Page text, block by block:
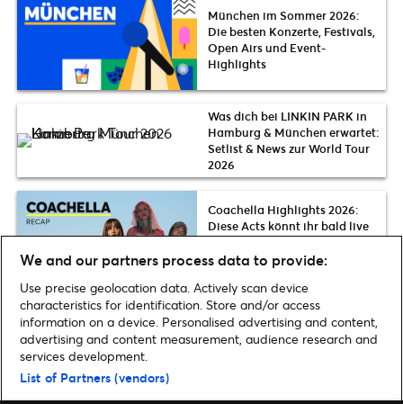
München im Sommer 2026:
Die besten Konzerte, Festivals,
Open Airs und Event-
Highlights
Was dich bei LINKIN PARK in
Hamburg & München erwartet:
Setlist & News zur World Tour
2026
Coachella Highlights 2026:
Diese Acts könnt ihr bald live
in Deutschland erleben | Karol
G, The Strokes, Slayyyter, FKA
Home»Musik»Adele live in München 2024 | Konzerte der Superlative
We and our partners process data to provide:
Use precise geolocation data. Actively scan device
characteristics for identification. Store and/or access
information on a device. Personalised advertising and content,
advertising and content measurement, audience research and
services development.
List of Partners (vendors)